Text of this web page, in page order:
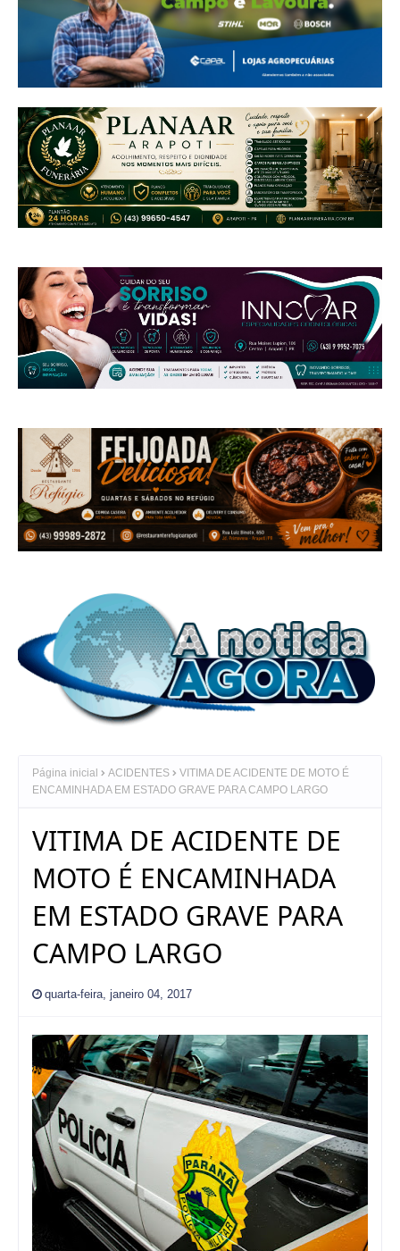
Página inicial ACIDENTES
VITIMA DE ACIDENTE DE MOTO É
ENCAMINHADA EM ESTADO GRAVE PARA CAMPO LARGO
VITIMA DE ACIDENTE DE
MOTO É ENCAMINHADA
EM ESTADO GRAVE PARA
CAMPO LARGO
quarta-feira, janeiro 04, 2017